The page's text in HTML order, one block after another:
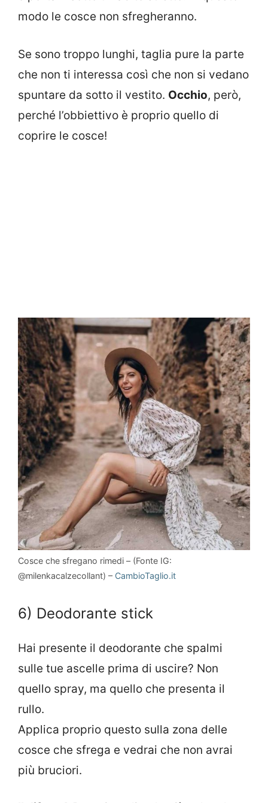
modo le cosce non sfregheranno.
Se sono troppo lunghi, taglia pure la parte
che non ti interessa così che non si vedano
spuntare da sotto il vestito. Occhio, però,
perché l’obbiettivo è proprio quello di
coprire le cosce!
Cosce che sfregano rimedi – (Fonte IG:
@milenkacalzecollant) – CambioTaglio.it
6) Deodorante stick
Hai presente il deodorante che spalmi
sulle tue ascelle prima di uscire? Non
quello spray, ma quello che presenta il
rullo.
Applica proprio questo sulla zona delle
cosce che sfrega e vedrai che non avrai
più bruciori.